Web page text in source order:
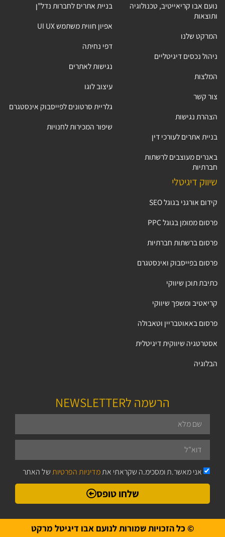
נועם אבו קריאייטיב, טכנולוגיה
ותוצאות
המרקט שלנו
ניהול נכסים דיגיטליים
המלצות
צור קשר
הצהרת נגישות
בניית אתרים לעורכי דין
באנרים מעוצבים לרשתות
חברתיות
בניית אתרים לחברות נדל"ן
אפיון חווית משתמש UI UX
דפי נחיתה
נגישות לאתרים
עיצוב לוגו
גלריית סרטונים לפייסבוק אינסטגרם
שיפור המכירות לחנויות
שיווק דיגיטלי
קידום אורגני בגוגל SEO
פרסום ממומן בגוגל PPC
פרסום ברשתות חברתיות
פרסום בפייסבוק ואינסטגרם
כתיבת תוכן שיווקי
קריאטיב ומשפך שיווקי
פרסום באאוטבריין וטאבולה
אסטרטגיה שיווקית דיגיטלית
הבלוגיה
הרשמה לNEWSLETTER
אני מאשר.ת ומסכימ.ה שקראתי אתמדיניות הפרטיותשל האתר
שלחו טופס
© כל הזכויות שמורות לנועם אבו דיגיטל מרקט